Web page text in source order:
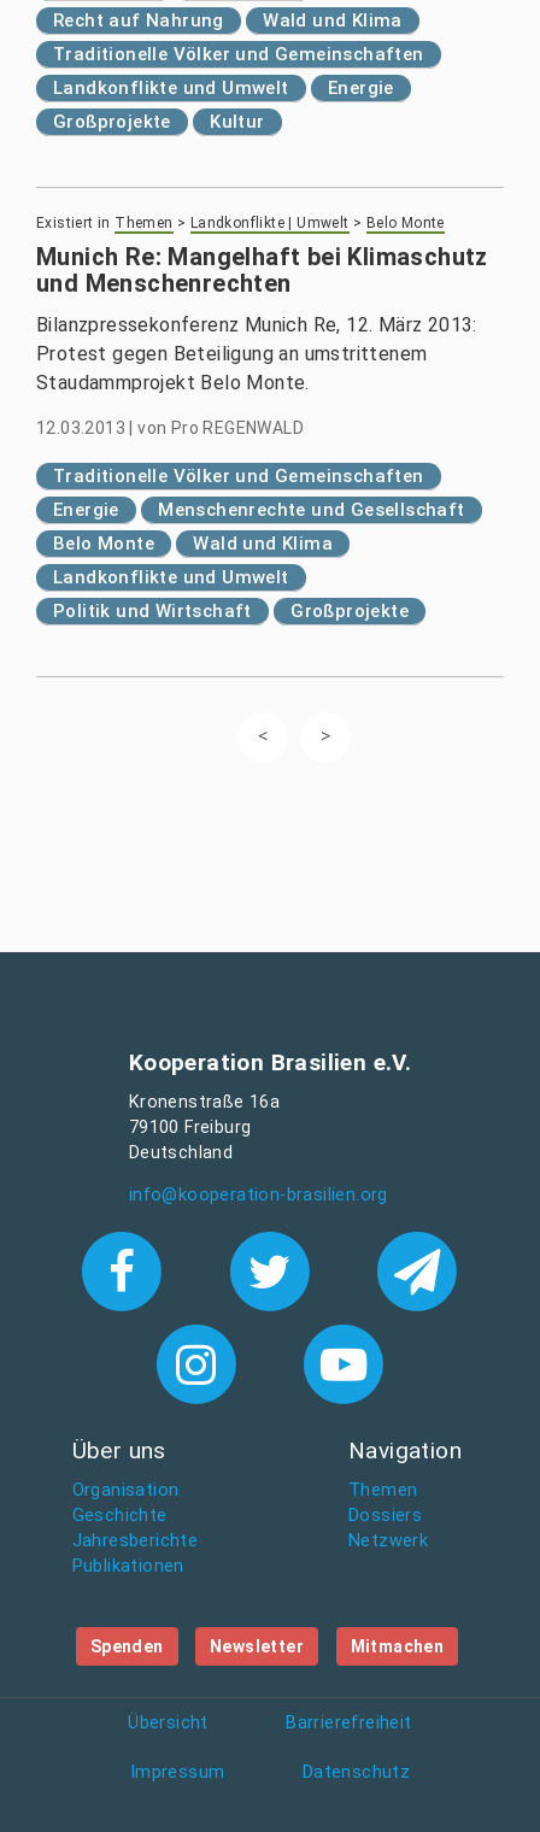
Recht auf Nahrung
Wald und Klima
Traditionelle Völker und Gemeinschaften
Landkonflikte und Umwelt
Energie
Großprojekte
Kultur
Existiert in Themen > Landkonflikte | Umwelt > Belo Monte
Munich Re: Mangelhaft bei Klimaschutz
und Menschenrechten
Bilanzpressekonferenz Munich Re, 12. März 2013:
Protest gegen Beteiligung an umstrittenem
Staudammprojekt Belo Monte.
12.03.2013 |von Pro REGENWALD
Traditionelle Völker und Gemeinschaften
Energie
Menschenrechte und Gesellschaft
Belo Monte
Wald und Klima
Landkonflikte und Umwelt
Politik und Wirtschaft
Großprojekte
Kooperation Brasilien e.V.
Kronenstraße 16a
79100 Freiburg
Deutschland
info@kooperation-brasilien.org
Über uns
Organisation
Geschichte
Jahresberichte
Publikationen
Navigation
Themen
Dossiers
Netzwerk
Spenden Newsletter Mitmachen
Übersicht Barrierefreiheit
Impressum Datenschutz